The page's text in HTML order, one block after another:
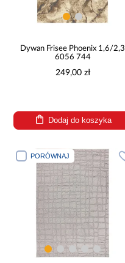
Dywan Frisee Phoenix 1,6/2,3
6056 744
249,00 zł
Dodaj do koszyka
PORÓWNAJ